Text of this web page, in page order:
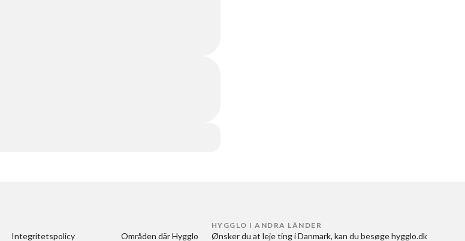
Integritetspolicy Områden där Hygglo
HYGGLO I ANDRA LÄNDER
Ønsker du at leje ting i Danmark, kan du besøge hygglo.dk